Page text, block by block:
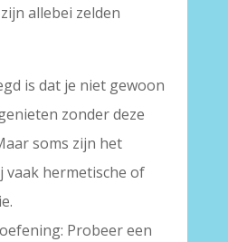
allebei zelden
is dat je niet gewoon
zonder deze
soms zijn het
vaak hermetische of
Probeer een